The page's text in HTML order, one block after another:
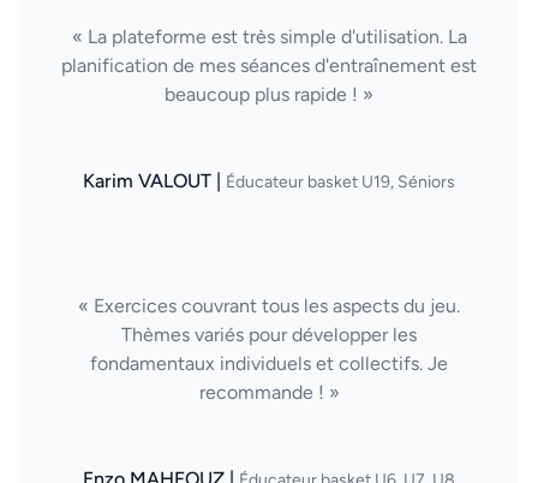
« La plateforme est très simple d'utilisation. La
planification de mes séances d'entraînement est
beaucoup plus rapide ! »
Karim VALOUT | Éducateur basket U19, Séniors
« Exercices couvrant tous les aspects du jeu.
Thèmes variés pour développer les
fondamentaux individuels et collectifs. Je
recommande ! »